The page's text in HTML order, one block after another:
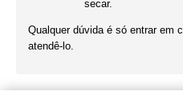
secar.
Qualquer dúvida é só entrar em
atendê-lo.